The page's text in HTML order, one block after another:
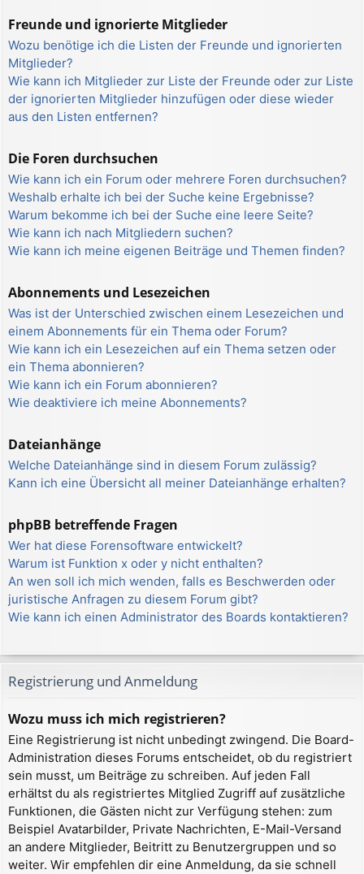
Freunde und ignorierte Mitglieder
Wozu benötige ich die Listen der Freunde und ignorierten
Mitglieder?
Wie kann ich Mitglieder zur Liste der Freunde oder zur Liste
der ignorierten Mitglieder hinzufügen oder diese wieder
aus den Listen entfernen?
Die Foren durchsuchen
Wie kann ich ein Forum oder mehrere Foren durchsuchen?
Weshalb erhalte ich bei der Suche keine Ergebnisse?
Warum bekomme ich bei der Suche eine leere Seite?
Wie kann ich nach Mitgliedern suchen?
Wie kann ich meine eigenen Beiträge und Themen finden?
Abonnements und Lesezeichen
Was ist der Unterschied zwischen einem Lesezeichen und
einem Abonnements für ein Thema oder Forum?
Wie kann ich ein Lesezeichen auf ein Thema setzen oder
ein Thema abonnieren?
Wie kann ich ein Forum abonnieren?
Wie deaktiviere ich meine Abonnements?
Dateianhänge
Welche Dateianhänge sind in diesem Forum zulässig?
Kann ich eine Übersicht all meiner Dateianhänge erhalten?
phpBB betreffende Fragen
Wer hat diese Forensoftware entwickelt?
Warum ist Funktion x oder y nicht enthalten?
An wen soll ich mich wenden, falls es Beschwerden oder
juristische Anfragen zu diesem Forum gibt?
Wie kann ich einen Administrator des Boards kontaktieren?
Registrierung und Anmeldung
Wozu muss ich mich registrieren?
Eine Registrierung ist nicht unbedingt zwingend. Die Board-
Administration dieses Forums entscheidet, ob du registriert
sein musst, um Beiträge zu schreiben. Auf jeden Fall
erhältst du als registriertes Mitglied Zugriff auf zusätzliche
Funktionen, die Gästen nicht zur Verfügung stehen: zum
Beispiel Avatarbilder, Private Nachrichten, E-Mail-Versand
an andere Mitglieder, Beitritt zu Benutzergruppen und so
weiter. Wir empfehlen dir eine Anmeldung, da sie schnell